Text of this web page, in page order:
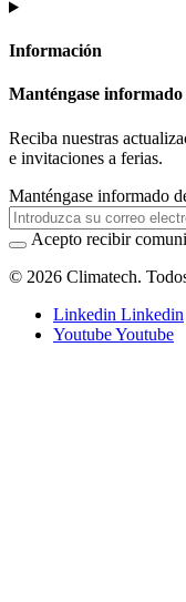
Información
Manténgase informado
Reciba nuestras
e invitaciones a ferias.
Manténgase informado
Acepto recibir
© 2026 Climatech.
Linkedin Linkedin
YoutubeYoutube